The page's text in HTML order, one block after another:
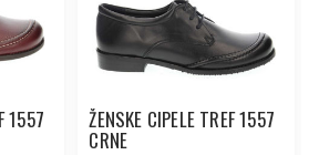
1557 ŽENSKE CIPELE TREF 1557
CRNE